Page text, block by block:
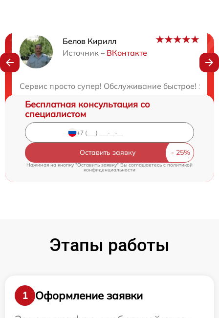
Белов Кирилл
Источник – ВКонтакте
Сервис просто супер! Обслуживание быстрое! Я
Нужна консультация?
Бесплатная консультация со
специалистом
Оставить заявку
Нажимая на кнопку "Оставить заявку" Вы соглашаетесь c политикой
конфиденциальности
Этапы работы
1
Оформление заявки